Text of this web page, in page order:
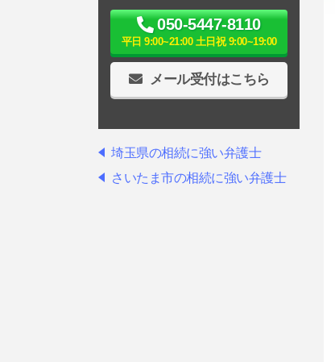
050-5447-8110
平日 9:00~21:00 土日祝 9:00~19:00
メール受付はこちら
埼玉県の相続に強い弁護士
さいたま市の相続に強い弁護士